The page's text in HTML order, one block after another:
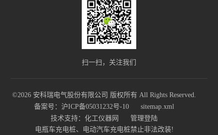
扫一扫，关注我们
©2026 安科瑞电气股份有限公司 版权所有 All Rights Reserved.
备案号：沪ICP备05031232号-10
sitemap.xml
技术支持： 化工仪器网
管理登陆
电瓶车充电桩、电动汽车充电桩禁止非法改装!